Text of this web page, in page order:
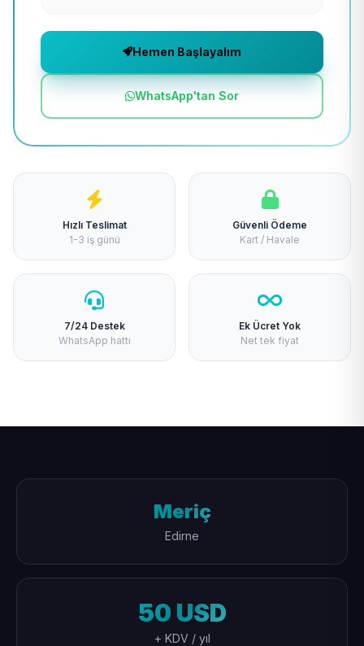
Hemen Başlayalım
WhatsApp'tan Sor
Hızlı Teslimat
1-3 iş günü
Güvenli Ödeme
Kart / Havale
7/24 Destek
WhatsApp hattı
Ek Ücret Yok
Net tek fiyat
Meriç
Edirne
50 USD
+ KDV / yıl